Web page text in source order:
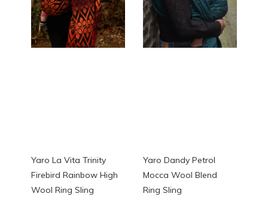
Yaro La Vita Trinity
Firebird Rainbow High
Wool Ring Sling
Yaro Dandy Petrol
Mocca Wool Blend
Ring Sling